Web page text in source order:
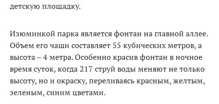
детскую площадку.
Изюминкой парка является фонтан на главной аллее.
Объем его чаши составляет 55 кубических метров, а
высота – 4 метра. Особенно красив фонтан в ночное
время суток, когда 217 струй воды меняют не только
высоту, но и окраску, переливаясь красным, желтым,
зеленым, синим цветами.